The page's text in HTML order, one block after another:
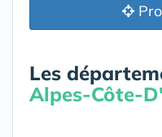
Les
Alpes-Côte-